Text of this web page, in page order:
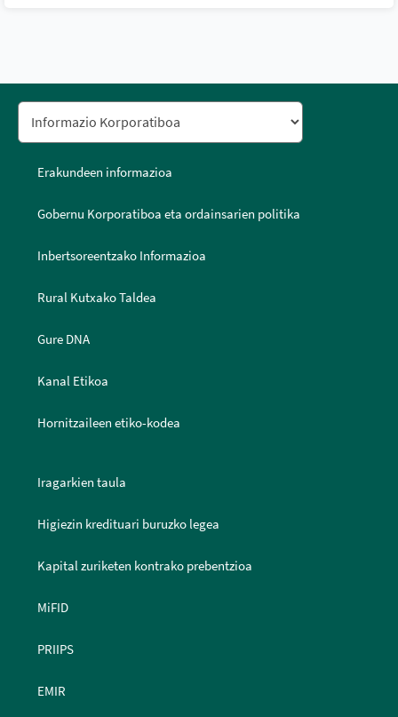
Erakundeen informazioa
Gobernu Korporatiboa eta ordainsarien politika
Inbertsoreentzako Informazioa
Rural Kutxako Taldea
Gure DNA
Kanal Etikoa
Hornitzaileen etiko-kodea
Iragarkien taula
Higiezin kredituari buruzko legea
Kapital zuriketen kontrako prebentzioa
MiFID
PRIIPS
EMIR